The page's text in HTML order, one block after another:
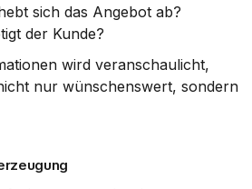
sich das Angebot ab?
der Kunde?
wird veranschaulicht,
nur wünschenswert, sondern